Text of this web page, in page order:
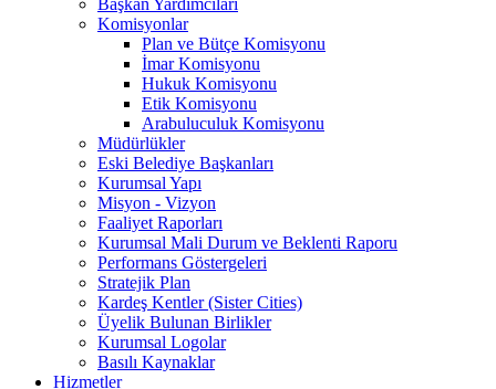
Başkan Yardımcıları
Komisyonlar
Plan ve Bütçe Komisyonu
İmar Komisyonu
Hukuk Komisyonu
Etik Komisyonu
Arabuluculuk Komisyonu
Müdürlükler
Eski Belediye Başkanları
Kurumsal Yapı
Misyon - Vizyon
Faaliyet Raporları
Kurumsal Mali Durum ve Beklenti Raporu
Performans Göstergeleri
Stratejik Plan
Kardeş Kentler (Sister Cities)
Üyelik Bulunan Birlikler
Kurumsal Logolar
Basılı Kaynaklar
Hizmetler